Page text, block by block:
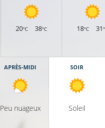
20°C 38°C 18°C 31
APRÈS-MIDI
Peu nuageux
SOIR
Soleil